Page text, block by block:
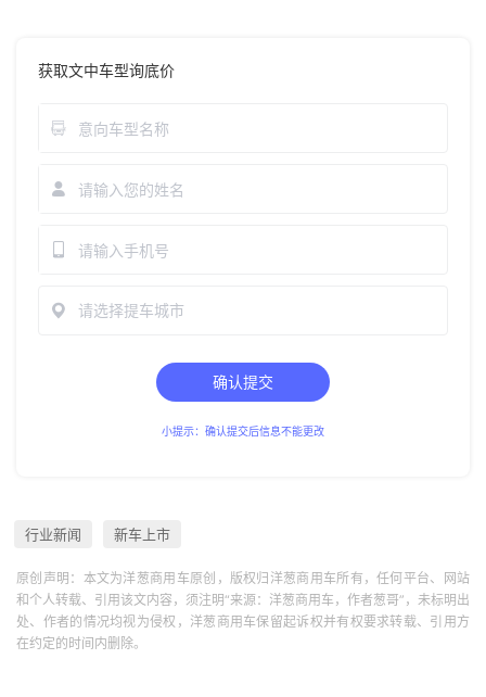
获取文中车型询底价
请选择提车城市
确认提交
小提示：确认提交后信息不能更改
行业新闻 新车上市
原创声明：本文为洋葱商用车原创，版权归洋葱商用车所有，任何平台、网站
和个人转载、引用该文内容，须注明“来源：洋葱商用车，作者葱哥”，未标明出
处、作者的情况均视为侵权，洋葱商用车保留起诉权并有权要求转载、引用方
在约定的时间内删除。